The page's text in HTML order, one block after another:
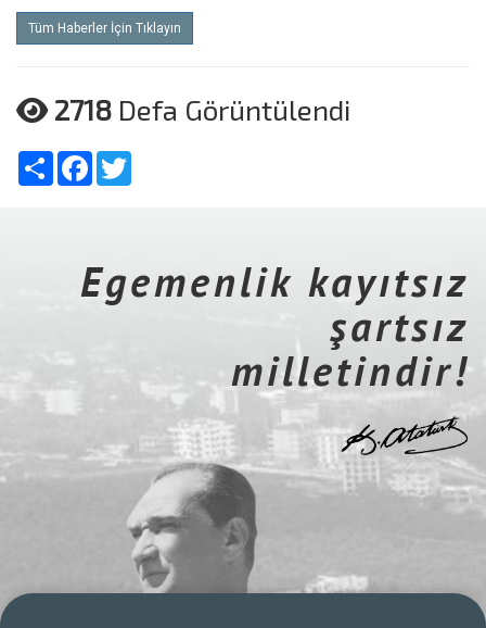
Tüm Haberler İçin Tıklayın
2718 Defa Görüntülendi
Share Facebook
Egemenlik kayıtsız
şartsız
milletindir!